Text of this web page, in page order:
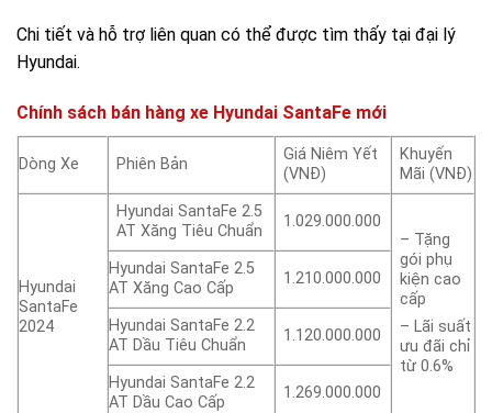
Chi tiết và hỗ trợ liên quan có thể được tìm thấy tại đại lý
Hyundai.
Chính sách bán hàng xe Hyundai SantaFe mới
Dòng Xe Phiên Bản
Giá Niêm Yết
(VNĐ)
Khuyến
Mãi (VNĐ)
Hyundai
SantaFe
2024
Hyundai SantaFe 2.5
AT Xăng Tiêu Chuẩn
1.029.000.000
– Tặng
gói phụ
kiện cao
cấp
– Lãi suất
ưu đãi chỉ
từ 0.6%
Hyundai SantaFe 2.5
AT Xăng Cao Cấp
1.210.000.000
Hyundai SantaFe 2.2
AT Dầu Tiêu Chuẩn
1.120.000.000
Hyundai SantaFe 2.2
AT Dầu Cao Cấp
1.269.000.000